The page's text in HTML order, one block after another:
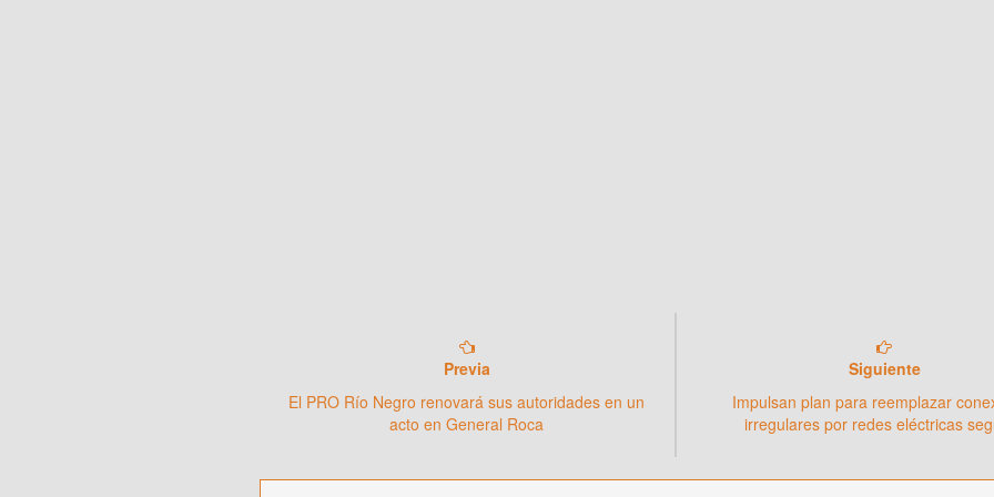
Previa
El PRO Río Negro renovará sus autoridades en un
acto en General Roca
Siguiente
Impulsan plan para reemplazar
irregulares por redes eléctricas